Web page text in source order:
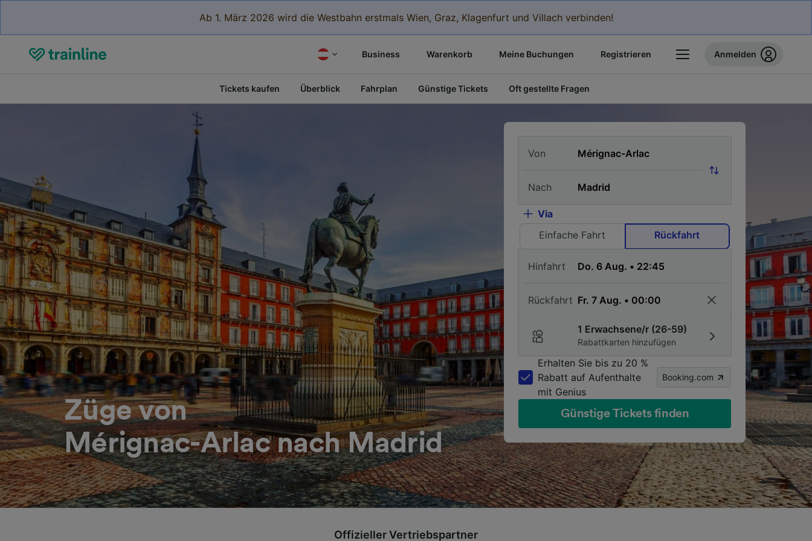
Ab 1. März 2026 wird die Westbahn erstmals Wien, Graz, Klagenfurt und Villach verbinden!
Business Warenkorb Meine Buchungen Registrieren Anmelden
Tickets kaufen Überblick Fahrplan Günstige Tickets Oft gestellte Fragen
Züge von
Mérignac-Arlac nach Madrid
Von
Nach
Via
Einfache Fahrt
Rückfahrt
Hinfahrt
Rückfahrt
1 Erwachsene/r (26-59)
Rabattkarten hinzufügen
Erhalten Sie bis zu 20 %
Rabatt auf Aufenthalte
mit Genius
Booking.com
Günstige Tickets finden
Offizieller Vertriebspartner